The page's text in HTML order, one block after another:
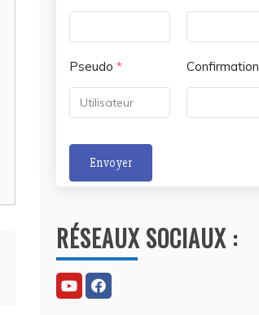
Pseudo * Confirmation
Envoyer
t
e
r
n
RÉSEAUX SOCIAUX :